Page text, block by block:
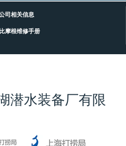
司相关信息
摩根维修手册
潜水装备厂有限